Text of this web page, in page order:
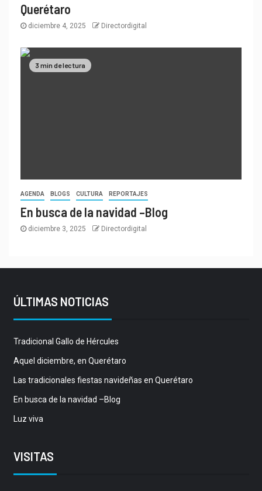
Querétaro
diciembre 4, 2025 Directordigital
3 min de lectura
AGENDA BLOGS CULTURA REPORTAJES
En busca de la navidad –Blog
diciembre 3, 2025 Directordigital
ÚLTIMAS NOTICIAS
Tradicional Gallo de Hércules
Aquel diciembre, en Querétaro
Las tradicionales fiestas navideñas en Querétaro
En busca de la navidad –Blog
Luz viva
VISITAS